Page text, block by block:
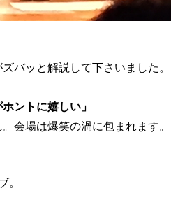
バッと解説して下さいました。
ントに嬉しい」
会場は爆笑の渦に包まれます。
。